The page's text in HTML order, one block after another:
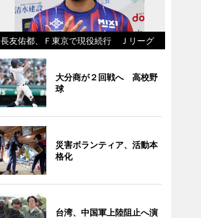
長友佑都、Ｆ東京で現役続行 Ｊリーグ
大分商が２回戦へ 高校野
球
災害ボランティア、活動本
格化
台湾、中国軍上陸阻止へ演